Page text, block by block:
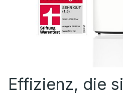
Effizienz, die